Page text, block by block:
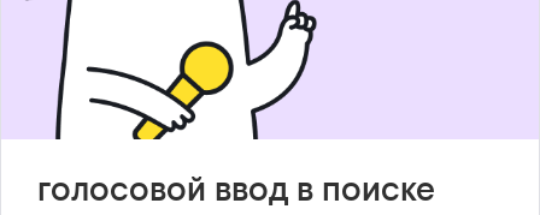
голосовой ввод в поиске